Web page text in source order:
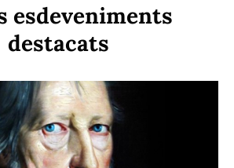
esdeveniments
destacats